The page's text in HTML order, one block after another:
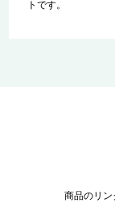
トです。
商品のリン